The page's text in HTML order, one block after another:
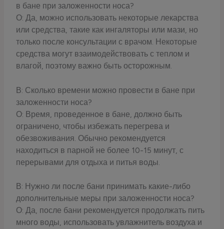
в бане при заложенности носа?
О: Да, можно использовать некоторые лекарства
или средства, такие как ингаляторы или мази, но
только после консультации с врачом. Некоторые
средства могут взаимодействовать с теплом и
влагой, поэтому важно быть осторожным.
В: Сколько времени можно провести в бане при
заложенности носа?
О: Время, проведенное в бане, должно быть
ограничено, чтобы избежать перегрева и
обезвоживания. Обычно рекомендуется
находиться в парной не более 10-15 минут, с
перерывами для отдыха и питья воды.
В: Нужно ли после бани принимать какие-либо
дополнительные меры при заложенности носа?
О: Да, после бани рекомендуется продолжать пить
много воды, использовать увлажнитель воздуха и